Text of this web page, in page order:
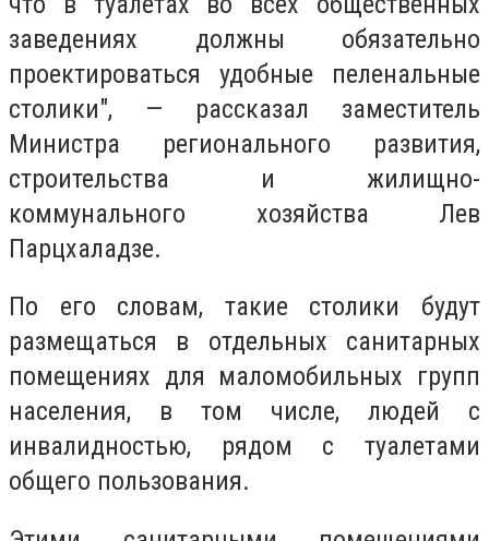
заведениях должны обязательно
проектироваться удобные пеленальные
столики″, — рассказал заместитель
Министра регионального развития,
строительства и жилищно-
коммунального хозяйства Лев
Парцхаладзе.
По его словам, такие столики будут
размещаться в отдельных санитарных
помещениях для маломобильных групп
населения, в том числе, людей с
инвалидностью, рядом с туалетами
общего пользования.